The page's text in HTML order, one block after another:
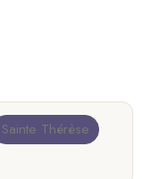
Sainte Thérèse